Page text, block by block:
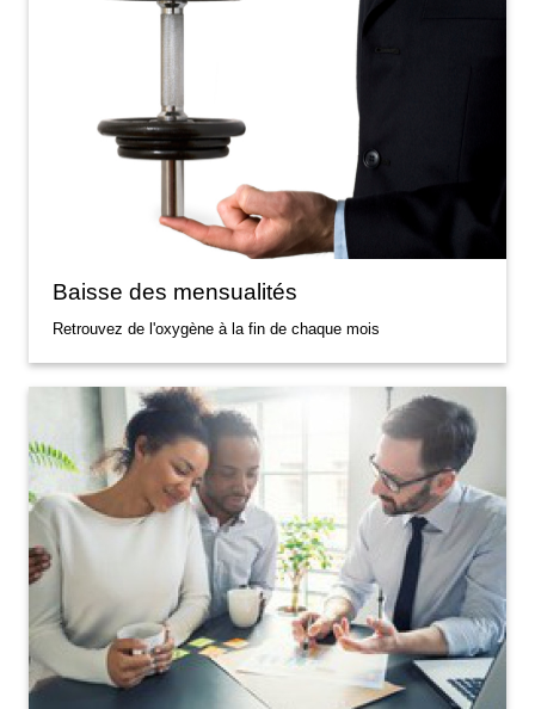
Baisse des mensualités
Retrouvez de l'oxygène à la fin de chaque mois